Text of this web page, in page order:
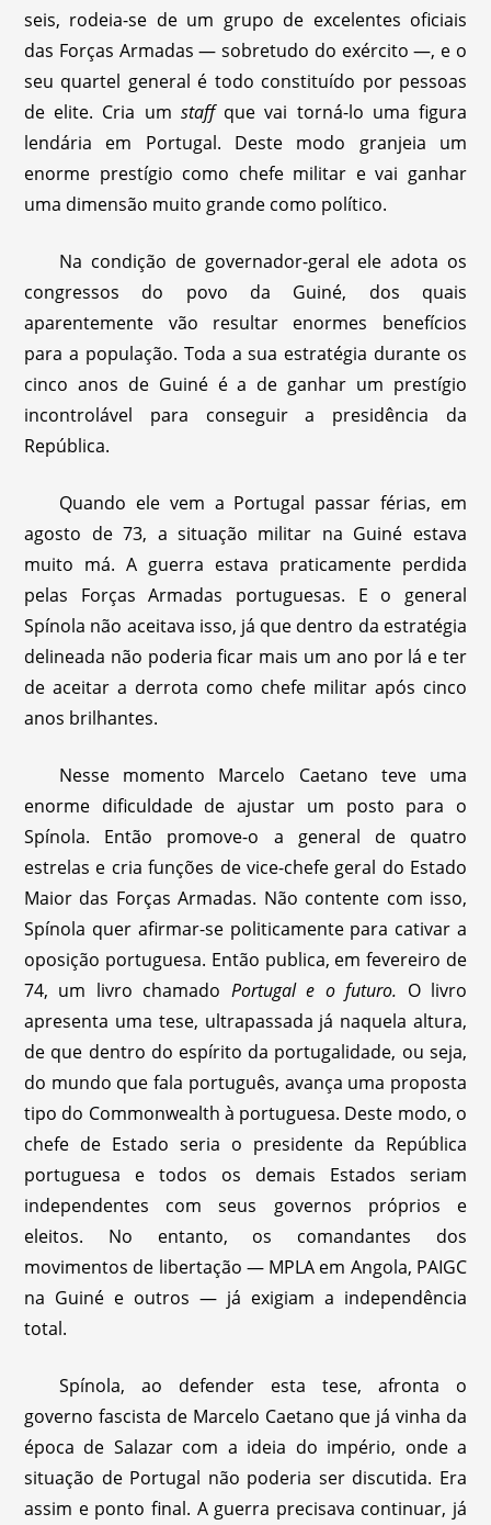
seis, rodeia-se de um grupo de excelentes oficiais
das Forças Armadas — sobretudo do exército —, e o
seu quartel general é todo constituído por pessoas
de elite. Cria um staffque vai torná-lo uma figura
lendária em Portugal. Deste modo granjeia um
enorme prestígio como chefe militar e vai ganhar
uma dimensão muito grande como político.
Na condição de governador-geral ele adota os
congressos do povo da Guiné, dos quais
aparentemente vão resultar enormes benefícios
para a população. Toda a sua estratégia durante os
cinco anos de Guiné é a de ganhar um prestígio
incontrolável para conseguir a presidência da
República.
Quando ele vem a Portugal passar férias, em
agosto de 73, a situação militar na Guiné estava
muito má. A guerra estava praticamente perdida
pelas Forças Armadas portuguesas. E o general
Spínola não aceitava isso, já que dentro da estratégia
delineada não poderia ficar mais um ano por lá e ter
de aceitar a derrota como chefe militar após cinco
anos brilhantes.
Nesse momento Marcelo Caetano teve uma
enorme dificuldade de ajustar um posto para o
Spínola. Então promove-o a general de quatro
estrelas e cria funções de vice-chefe geral do Estado
Maior das Forças Armadas. Não contente com isso,
Spínola quer afirmar-se politicamente para cativar a
oposição portuguesa. Então publica, em fevereiro de
74, um livro chamado Portugal e o futuro. O livro
apresenta uma tese, ultrapassada já naquela altura,
de que dentro do espírito da portugalidade, ou seja,
do mundo que fala português, avança uma proposta
tipo do Commonwealth à portuguesa. Deste modo, o
chefe de Estado seria o presidente da República
portuguesa e todos os demais Estados seriam
independentes com seus governos próprios e
eleitos. No entanto, os comandantes dos
movimentos de libertação — MPLA em Angola, PAIGC
na Guiné e outros — já exigiam a independência
total.
Spínola, ao defender esta tese, afronta o
governo fascista de Marcelo Caetano que já vinha da
época de Salazar com a ideia do império, onde a
situação de Portugal não poderia ser discutida. Era
assim e ponto final. A guerra precisava continuar, já